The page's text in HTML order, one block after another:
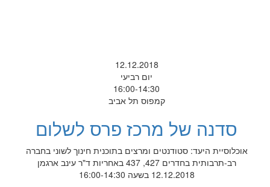
12.12.2018
יום רביעי
16:00-14:30
קמפוס תל אביב
סדנה של מרכז פרס לשלום
אוכלוסיית היעד: סטודנטים ומרצים בתוכנית חינוך לשוני בחברה
רב-תרבותית בחדרים 427, 437 באחריות ד"ר עינב ארגמן
12.12.2018 בשעה 16:00-14:30